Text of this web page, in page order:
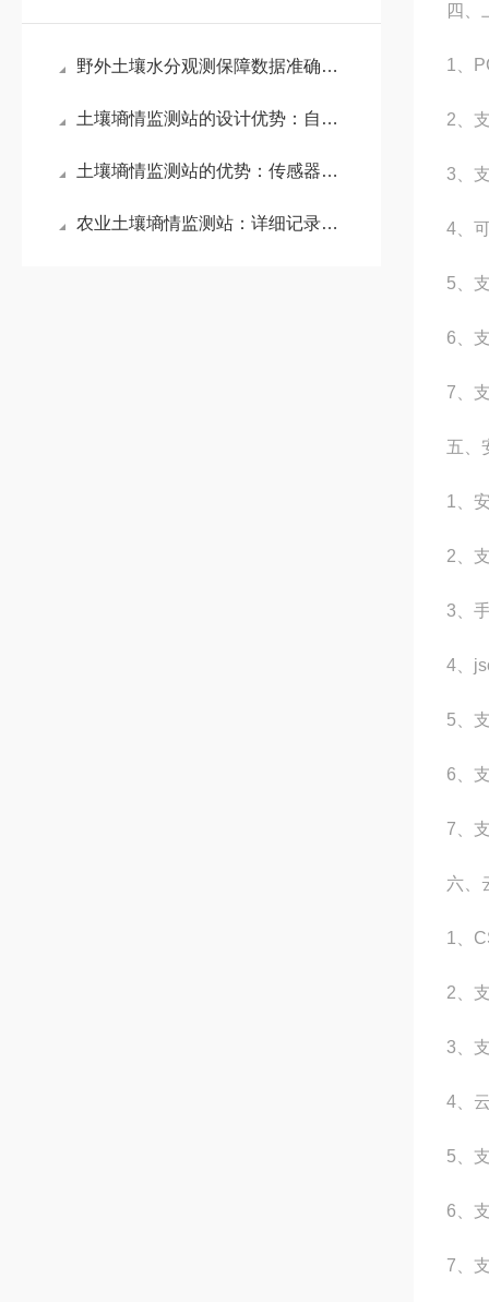
野外土壤水分观测保障数据准确！天蔚环境管式土壤墒情监测仪技术优势汇总
土壤墒情监测站的设计优势：自定义土壤湿度上下限，指导精准灌溉决策
土壤墒情监测站的优势：传感器每层都可以独立测量温度、湿度、电导率参数
农业土壤墒情监测站：详细记录土壤墒情数据，为农业科研试验田提供支撑
四、
1、
2、
3、
4、
5、
6、
7、
五、
1、
2、
3、
4、
5、
6、
7、
六、
1、
2、
3、
4、
5、
6、
7、